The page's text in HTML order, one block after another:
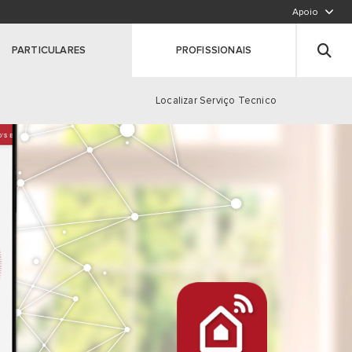
Apoio
LIGUE PARA NÓS,CHAMADA PARA A REDE FIXA
PARTICULARES
Localizar Serviço Tecnico
PROFISSIONAIS